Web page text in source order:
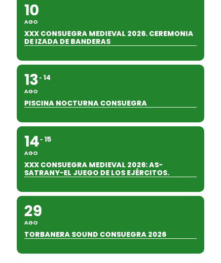
10
AGO
XXX CONSUEGRA MEDIEVAL 2026. CEREMONIA
DE IZADA DE BANDERAS
13
AGO
14
PISCINA NOCTURNA CONSUEGRA
14
AGO
15
XXX CONSUEGRA MEDIEVAL 2026: AS-
SATRANY-EL JUEGO DE LOS EJÉRCITOS.
29
AGO
TORBANERA SOUND CONSUEGRA 2026